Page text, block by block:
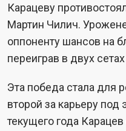
Карацеву
Мартин Чилич.
оппоненту шансов на
переиграв в двух
Эта победа стала для
второй за карьеру под
текущего года